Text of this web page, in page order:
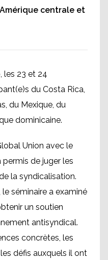
centrale et
les 23 et 24
du Costa Rica,
du Mexique, du
dominicaine.
Union avec le
permis de juger les
la syndicalisation.
séminaire a examiné
un soutien
antisyndical.
concrètes, les
défis auxquels il ont